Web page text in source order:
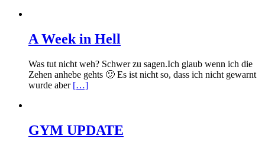
A Week in Hell
Was tut nicht weh? Schwer zu sagen.Ich glaub wenn ich die
Zehen anhebe gehts 🙂 Es ist nicht so, dass ich nicht gewarnt
wurde aber […]
GYM UPDATE